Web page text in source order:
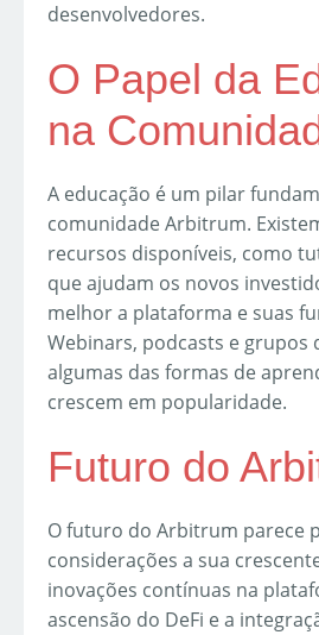
desenvolvedores.
O Papel da
na
A educação é um pilar
comunidade Arbitrum.
recursos disponíveis, como
que ajudam os novos
melhor a plataforma e suas
Webinars, podcasts e grupos
algumas das formas de
crescem em popularidade.
Futuro do
O futuro do Arbitrum parece
considerações a sua
inovações contínuas na
ascensão do DeFi e a